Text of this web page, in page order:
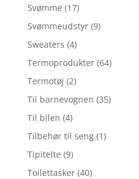
Svømme (17)
Svømmeudstyr (9)
Sweaters (4)
Termoprodukter (64)
Termotøj (2)
Til barnevognen (35)
Til bilen (4)
Tilbehør til seng (1)
Tipitelte (9)
Toilettasker (40)